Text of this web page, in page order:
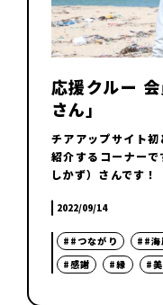
応援クルー
さん」
チアアップサイト
紹介するコーナー
しかず）さんです！
2022/09/14
##つながり ##海
#感謝
#縁 #